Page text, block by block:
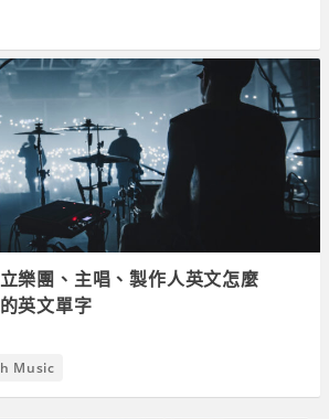
樂團、主唱、製作人英文怎麼
英文單字
Music